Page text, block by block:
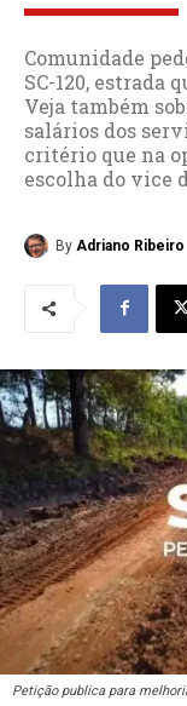
Comunidade
SC-120, estrada
Veja também
salários dos
critério que na
escolha do vice
By Adriano Ribeiro
Petição publica para